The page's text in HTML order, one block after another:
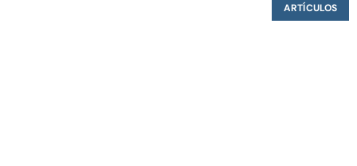
ARTÍCULOS